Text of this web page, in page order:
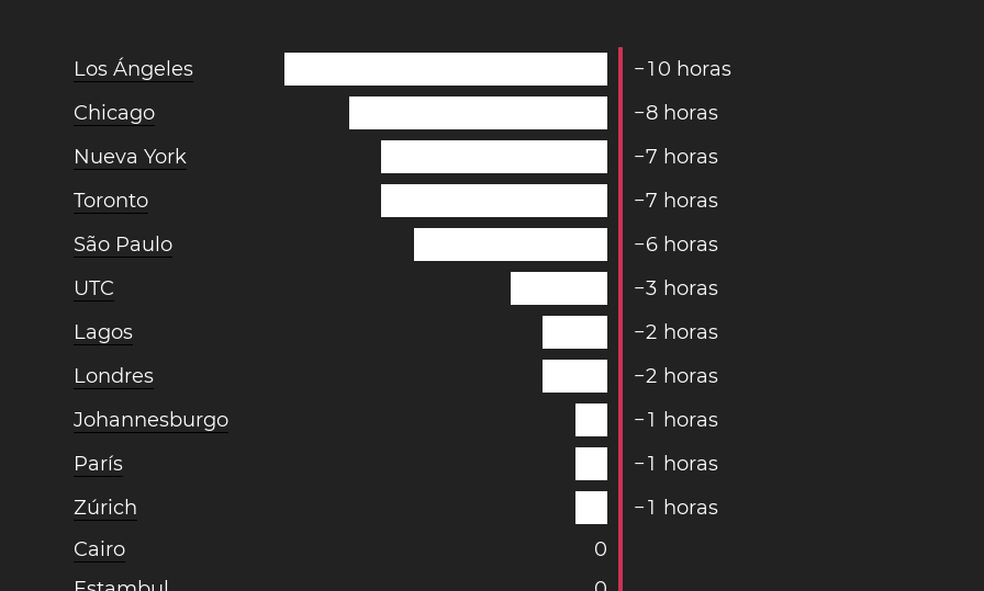
Los Ángeles −1 0 horas
Chicago
−8 horas
Nueva York
−7 horas
Toronto
−7 horas
São Paulo
−6 horas
UTC
−3 horas
Lagos
−2 horas
Londres
−2 horas
Johannesburgo
−1 horas
París
−1 horas
Zúrich
−1 horas
Cairo
0